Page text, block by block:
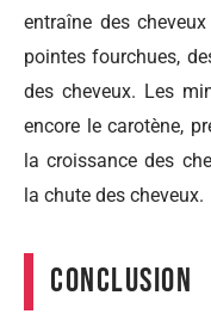
entraîne des
pointes fourchues,
des cheveux. Les
encore le carotène,
la croissance des
la chute des cheveux.
Conclusion